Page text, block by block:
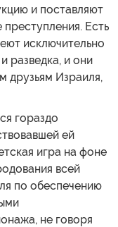
и поставляют
Есть
исключительно
разведка, и они
друзьям Израиля,
гораздо
ей
игра на фоне
всей
по обеспечению
не говоря